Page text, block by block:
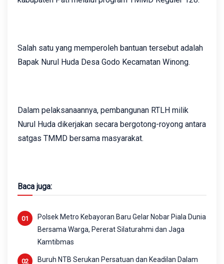
Salah satu yang memperoleh bantuan tersebut adalah
Bapak Nurul Huda Desa Godo Kecamatan Winong.
Dalam pelaksanaannya, pembangunan RTLH milik
Nurul Huda dikerjakan secara bergotong-royong antara
satgas TMMD bersama masyarakat.
Baca juga:
Polsek Metro Kebayoran Baru Gelar Nobar Piala Dunia
Bersama Warga, Pererat Silaturahmi dan Jaga
Kamtibmas
Buruh NTB Serukan Persatuan dan Keadilan Dalam